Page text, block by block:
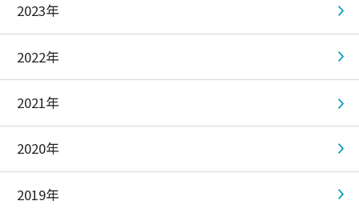
2023年
2022年
2021年
2020年
2019年